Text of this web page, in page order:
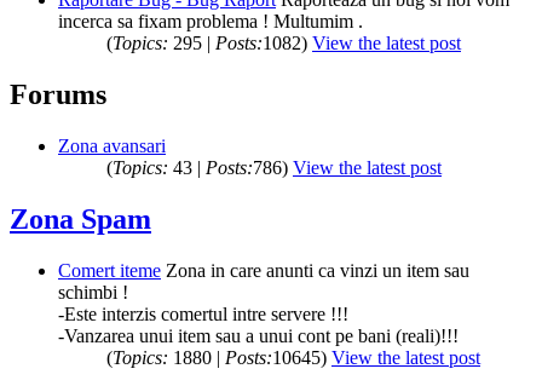
incerca sa fixam problema ! Multumim .
(Topics: 295 | Posts:1082) View the latest post
Forums
Zona avansari
(Topics: 43 | Posts:786) View the latest post
Zona Spam
Comert iteme Zona in care anunti ca vinzi un item sau
schimbi !
-Este interzis comertul intre servere !!!
-Vanzarea unui item sau a unui cont pe bani (reali)!!!
(Topics: 1880 | Posts:10645) View the latest post